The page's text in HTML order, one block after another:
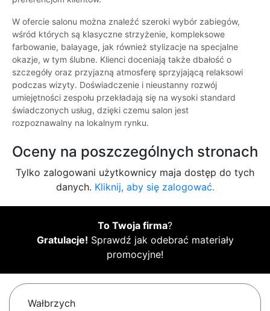
W ofercie salonu można znaleźć szeroki wybór zabiegów,
wśród których są klasyczne strzyżenie, kompleksowe
farbowanie, balayage, jak również stylizacje na specjalne
okazje, w tym ślubne. Klienci doceniają także dbałość o
szczegóły oraz przyjazną atmosferę sprzyjającą relaksowi
podczas wizyty. Doświadczenie i nieustanny rozwój
umiejętności zespołu przekładają się na wysoki standard
świadczonych usług, dzięki czemu salon jest
rozpoznawalny na lokalnym rynku.
Oceny na poszczególnych stronach
Tylko zalogowani użytkownicy maja dostęp do tych
danych. Kliknij, aby się zalogować.
To Twoja firma?
Gratulacje! Sprawdź jak odebrać materiały
promocyjne!
Wałbrzych